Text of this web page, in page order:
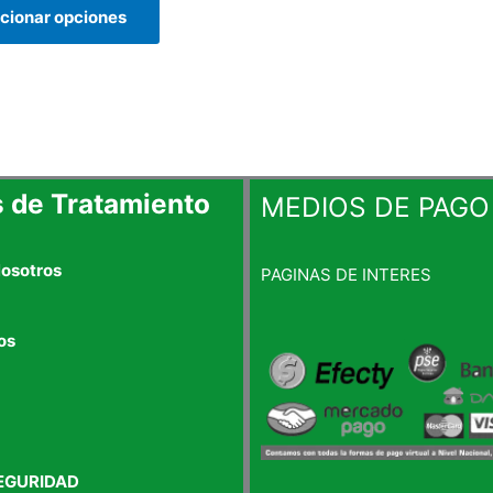
opciones
de Tratamiento MEDIOS DE PAGO
PAGINAS DE INTERES